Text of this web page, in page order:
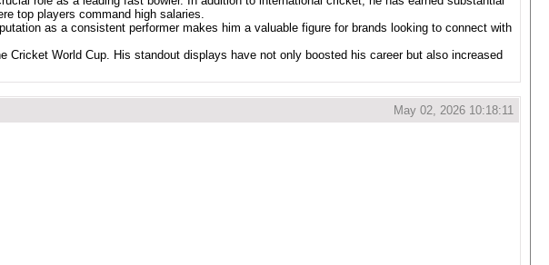
top players command high salaries.
as a consistent performer makes him a valuable figure for brands looking to connect with
World Cup. His standout displays have not only boosted his career but also increased
May 02, 2026 10:18:11